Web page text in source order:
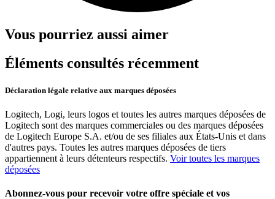
Vous pourriez aussi aimer
Éléments consultés récemment
Déclaration légale relative aux marques déposées
Logitech, Logi, leurs logos et toutes les autres marques déposées de
Logitech sont des marques commerciales ou des marques déposées
de Logitech Europe S.A. et/ou de ses filiales aux États-Unis et dans
d'autres pays. Toutes les autres marques déposées de tiers
appartiennent à leurs détenteurs respectifs. Voir toutes les marques
déposées
Abonnez-vous pour recevoir votre offre spéciale et vos